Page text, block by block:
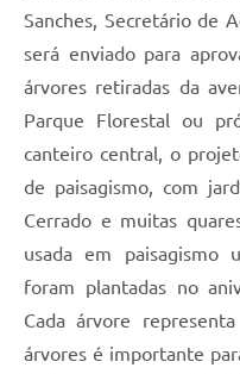
Sanches, Secretário de
será enviado para
árvores retiradas da
Parque Florestal ou
canteiro central, o
de paisagismo, com
Cerrado e muitas
usada em paisagismo
foram plantadas no
Cada árvore
árvores é importante